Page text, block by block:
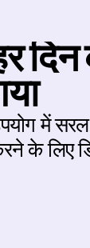
में
के लिए